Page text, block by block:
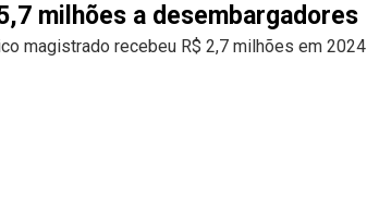
milhões a desembargadores
magistrado recebeu R$ 2,7 milhões em 2024